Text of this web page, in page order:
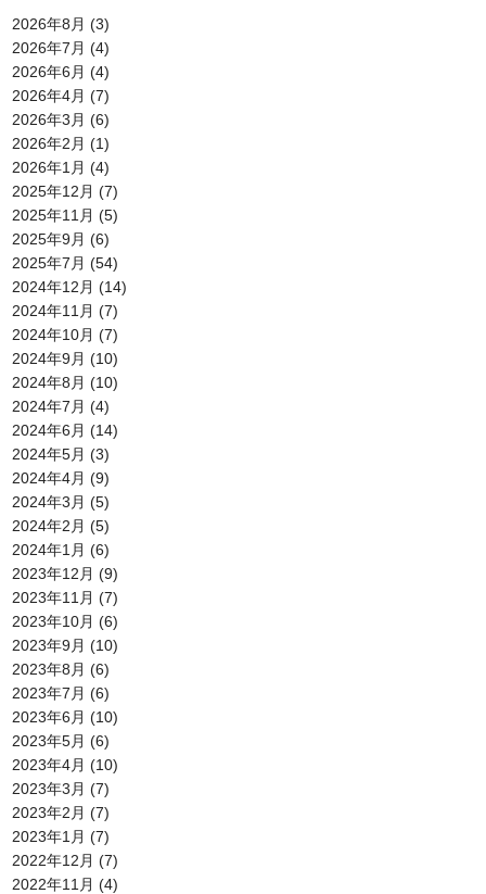
2026年8月 (3)
2026年7月 (4)
2026年6月 (4)
2026年4月 (7)
2026年3月 (6)
2026年2月 (1)
2026年1月 (4)
2025年12月 (7)
2025年11月 (5)
2025年9月 (6)
2025年7月 (54)
2024年12月 (14)
2024年11月 (7)
2024年10月 (7)
2024年9月 (10)
2024年8月 (10)
2024年7月 (4)
2024年6月 (14)
2024年5月 (3)
2024年4月 (9)
2024年3月 (5)
2024年2月 (5)
2024年1月 (6)
2023年12月 (9)
2023年11月 (7)
2023年10月 (6)
2023年9月 (10)
2023年8月 (6)
2023年7月 (6)
2023年6月 (10)
2023年5月 (6)
2023年4月 (10)
2023年3月 (7)
2023年2月 (7)
2023年1月 (7)
2022年12月 (7)
2022年11月 (4)